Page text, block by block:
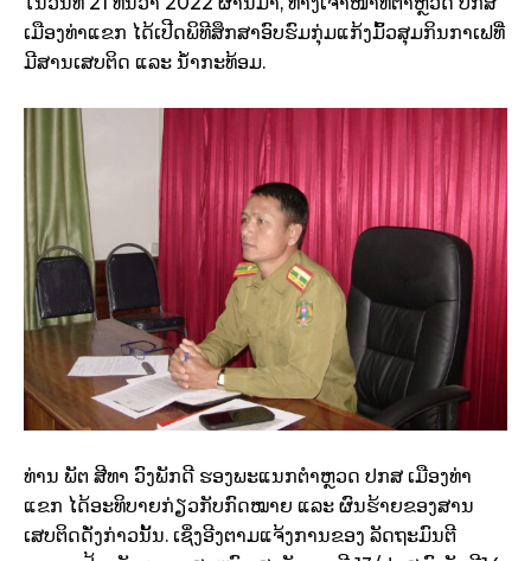
ເມືອງທ່າແຂກ ໄດ້ເປີດພິທີສຶກສາອົບຮົມກຸ່ມແກ້ງມົ້ວສຸມກິນກາເຟທີ່
ມີສານເສບຕິດ ແລະ ນໍ້າກະທ້ອມ.
ທ່ານ ພັຕ ສີທາ ວົງພັກດີ ຮອງພະແນກຕຳຫຼວດ ປກສ ເມືອງທ່າ
ແຂກ ໄດ້ອະທິບາຍກ່ຽວກັບກົດໝາຍ ແລະ ຜົນຮ້າຍຂອງສານ
ເສບຕິດດັ່ງກ່າວນັ້ນ. ເຊິ່ງອີງຕາມແຈ້ງການຂອງ ລັດຖະມົນຕີ